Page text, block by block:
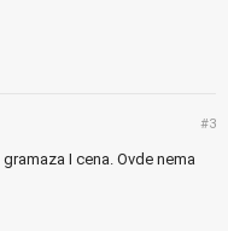
#3
I cena. Ovde nema